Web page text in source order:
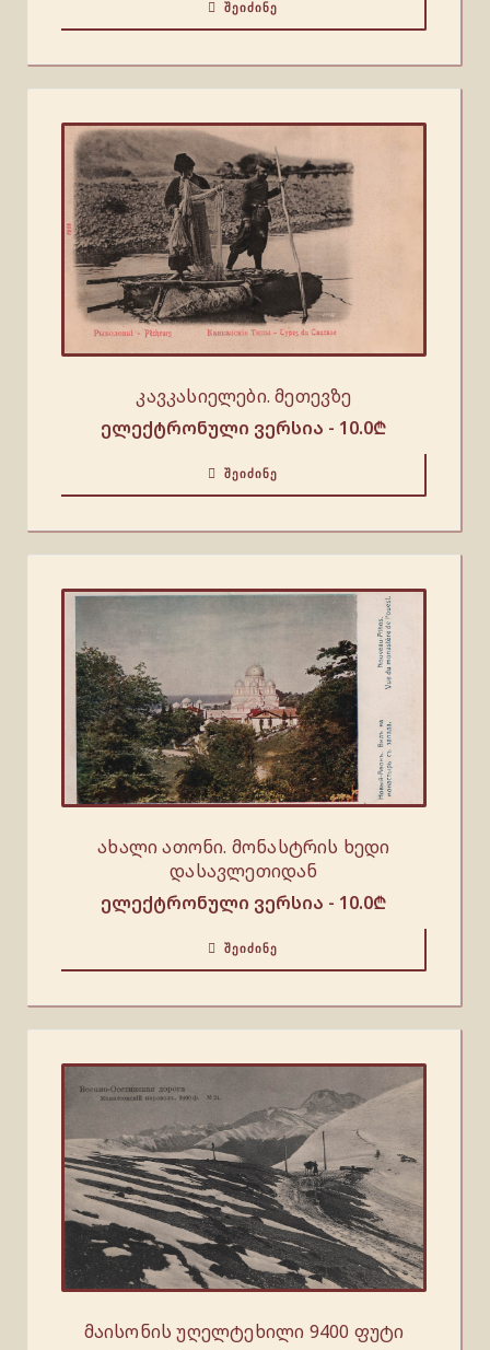
ᲨᲔᲘᲫᲘᲜᲔ
კავკასიელები. მეთევზე
ელექტრონული ვერსია - 10.0₾
ᲨᲔᲘᲫᲘᲜᲔ
ახალი ათონი. მონასტრის ხედი
დასავლეთიდან
ელექტრონული ვერსია - 10.0₾
ᲨᲔᲘᲫᲘᲜᲔ
მაისონის უღელტეხილი 9400 ფუტი